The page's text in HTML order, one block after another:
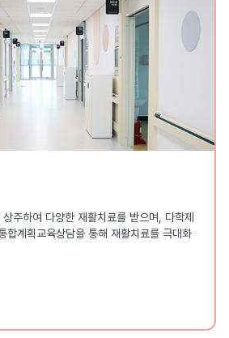
주하여 다양한 재활치료를 받으며, 다학제
합계획교육상담을 통해 재활치료를 극대화